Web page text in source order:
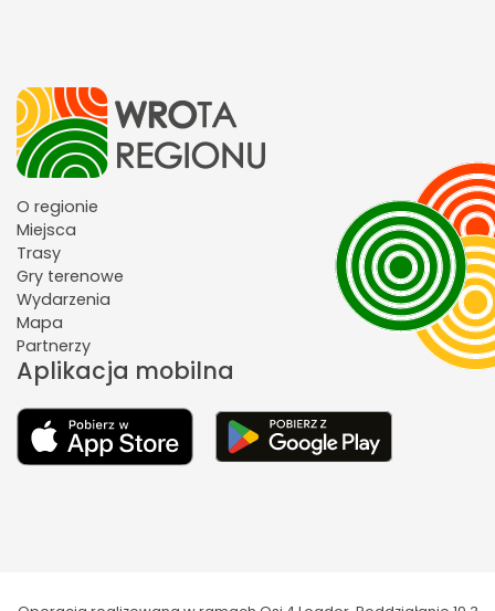
O regionie
Miejsca
Trasy
Gry terenowe
Wydarzenia
Mapa
Partnerzy
Aplikacja mobilna